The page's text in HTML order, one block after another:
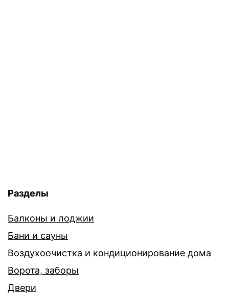
Разделы
Балконы и лоджии
Бани и сауны
Воздухоочистка и кондиционирование дома
Ворота, заборы
Двери